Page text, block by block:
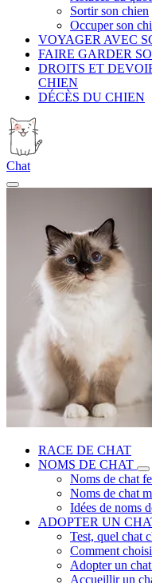
Sortir son chien
Occuper son
VOYAGER AVEC
FAIRE GARDER
DROITS ET
CHIEN
DÉCÈS DU CHIEN
Chat
RACE DE CHAT
NOMS DE CHAT
Noms de chat
Noms de chat
Idées de noms
ADOPTER UN
Test, quel chat
Comment
Adopter un
Accueillir un